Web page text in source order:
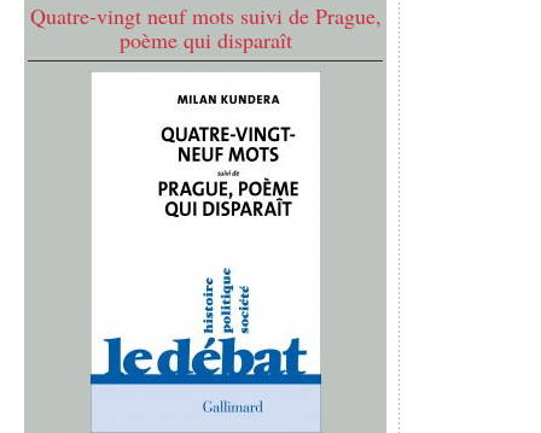
Quatre-vingt neuf mots suivi de Prague,
poème qui disparaît